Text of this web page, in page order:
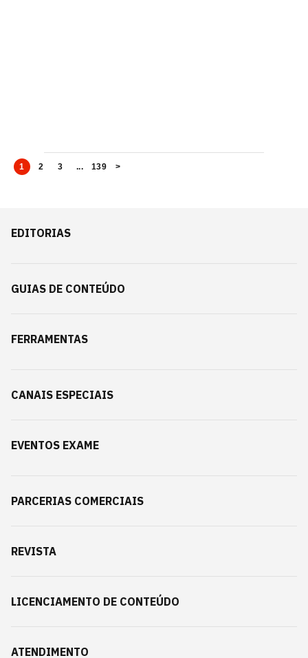
1 2 3 ... 139 >
EDITORIAS
GUIAS DE CONTEÚDO
FERRAMENTAS
CANAIS ESPECIAIS
EVENTOS EXAME
PARCERIAS COMERCIAIS
REVISTA
LICENCIAMENTO DE CONTEÚDO
ATENDIMENTO